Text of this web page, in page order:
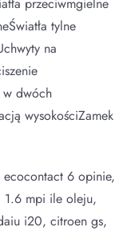
tylne
na
w dwóch
wysokościZamek
ecocontact 6 opinie,
1.6 mpi ile oleju,
i20, citroen gs,